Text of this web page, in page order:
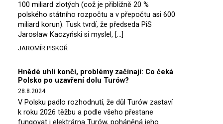
100 miliard zlotých (což je přibližně 20 %
polského státního rozpočtu a v přepočtu asi 600
miliard korun). Tusk tvrdí, že předseda PiS
Jarosław Kaczyński si myslel, […]
JAROMÍR PISKOŘ
Hnědé uhlí končí, problémy začínají: Co čeká
Polsko po uzavření dolu Turów?
28.8.2024
V Polsku padlo rozhodnutí, že důl Turów zastaví
k roku 2026 těžbu a podle všeho přestane
fungovat i elektrárna Turów, poháněná jeho